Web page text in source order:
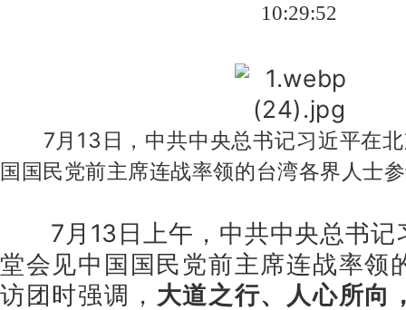
10:29:52
7月13日，中共中央总书记习近平在北
国国民党前主席连战率领的台湾各界人士
7月13日上午，中共中央总书记
堂会见中国国民党前主席连战率领
访团时强调， 大道之行、人心所向